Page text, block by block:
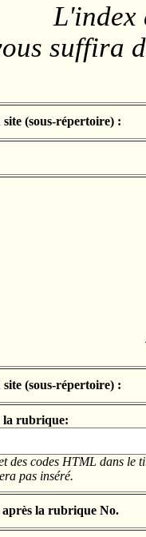
L'index
suffira
(sous-répertoire) :
(sous-répertoire) :
la rubrique:
des codes HTML dans le
pas inséré.
la rubrique No.